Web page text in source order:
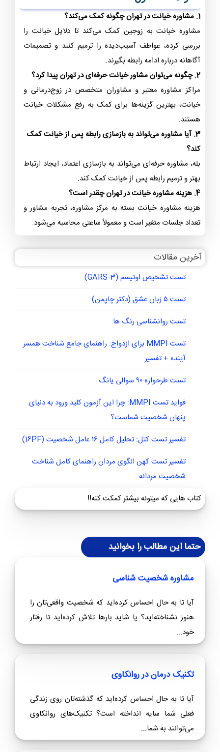
1. مشاوره خیانت در تهران چگونه کمک می‌کند؟
مشاوره خیانت به زوجین کمک می‌کند تا دلایل خیانت را
بررسی کرده، عواطف آسیب‌دیده را ترمیم کنند و تصمیمات
آگاهانه درباره ادامه رابطه بگیرند.
2. چگونه می‌توان مشاور خیانت حرفه‌ای در تهران پیدا کرد؟
مراکز مشاوره معتبر و مشاوران متخصص در زوج‌درمانی و
خیانت، بهترین گزینه‌ها برای کمک به رفع مشکلات خیانت
هستند.
3. آیا مشاوره می‌تواند به بازسازی رابطه پس از خیانت کمک
کند؟
بله، مشاوره حرفه‌ای می‌تواند به بازسازی اعتماد، ایجاد ارتباط
بهتر و ترمیم رابطه پس از خیانت کمک کند.
4. هزینه مشاوره خیانت در تهران چقدر است؟
هزینه مشاوره خیانت بسته به مرکز مشاوره، تجربه مشاور و
تعداد جلسات متغیر است و معمولاً ساعتی محاسبه می‌شود.
آخرین مقالات
تست تشخیص اوتیسم (GARS-3)
تست ۵ زبان عشق (دکتر چاپمن)
تست روانشناسی رنگ ها
تست MMPI برای ازدواج: راهنمای جامع شناخت همسر
آینده + تفسیر
تست طرحواره ۹۰ سوالی یانگ
فواید تست MMPI: چرا این آزمون کلید ورود به دنیای
پنهان شخصیت شماست؟
تفسیر تست کتل: تحلیل کامل ۱۶ عامل شخصیت (16PF)
تفسیر تست کهن الگوی مردان راهنمای کامل شناخت
شخصیت مردانه
کتاب هایی که میتونه بیشتر کمکت کنه!!
حتما این مطالب را بخوانید
مشاوره شخصیت شناسی
آیا تا به حال احساس کرده‌اید که شخصیت واقعی‌تان را
هنوز نشناخته‌اید؟ یا شاید بارها تلاش کرده‌اید تا رفتار
خود...
تکنیک درمان در روانکاوی
آیا تا به حال احساس کرده‌اید که گذشته‌تان روی زندگی
فعلی شما سایه انداخته است؟ تکنیک‌های روانکاوی
می‌توانند به شما...